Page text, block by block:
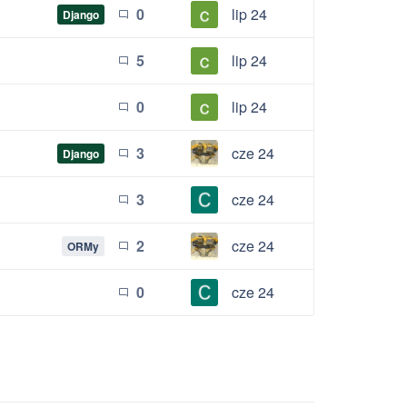
Django chat_bubble_outline 0 lip 24
chat_bubble_outline 5 lip 24
chat_bubble_outline 0 lip 24
Django chat_bubble_outline 3 cze 24
chat_bubble_outline 3 cze 24
ORMy chat_bubble_outline 2 cze 24
chat_bubble_outline 0 cze 24